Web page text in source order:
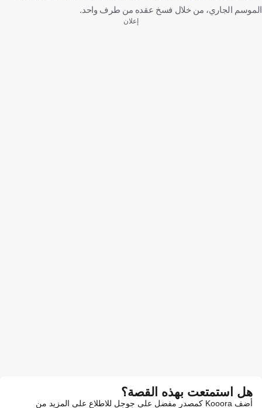
الموسم الجاري، من خلال فسخ عقده من طرف واحد.
إعلان
هل استمتعت بهذه القصة؟
أضف Kooora كمصدر مفضل على جوجل للاطلاع على المزيد من